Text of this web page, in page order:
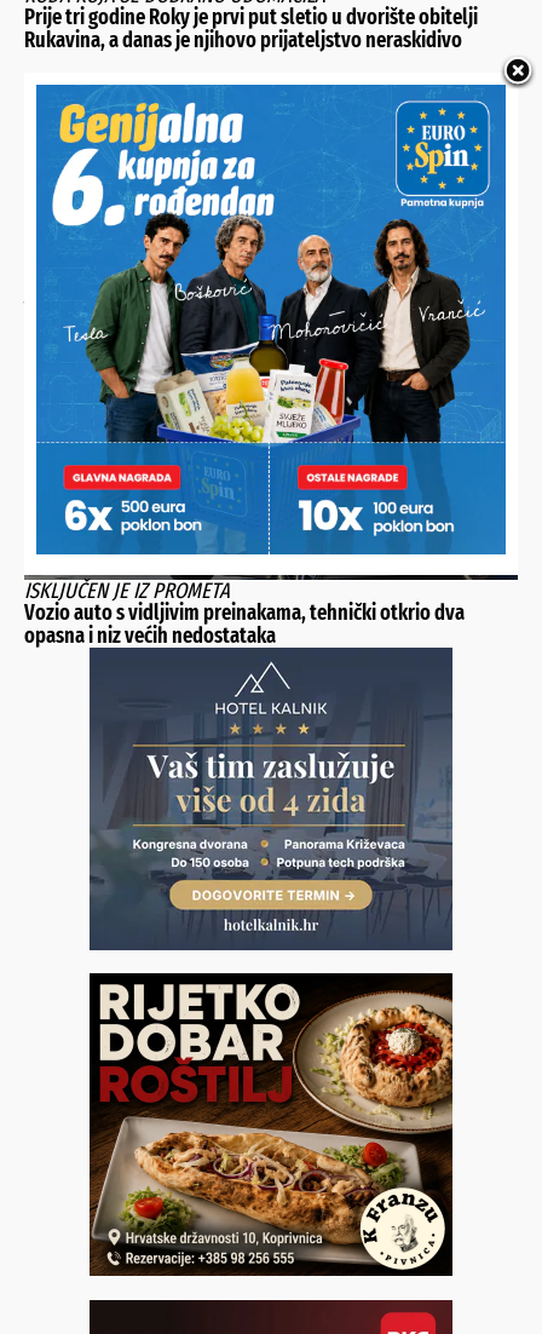
Prije tri godine Roky je prvi put sletio u dvorište obitelji
Rukavina, a danas je njihovo prijateljstvo neraskidivo
JESTE LI ZNALI?
Vulkanizer upozorava: “Primjetite li ovo na gumama, ne
krećite s njima na put”
ISKLJUČEN JE IZ PROMETA
Vozio auto s vidljivim preinakama, tehnički otkrio dva
opasna i niz većih nedostataka